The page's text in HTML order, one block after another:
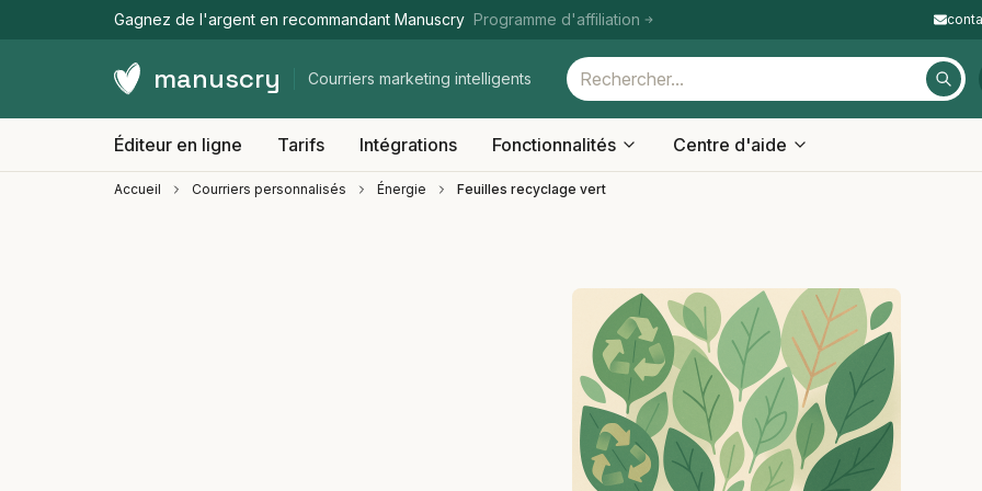
Gagnez de l'argent en recommandant Manuscry Programme d'affiliation
manuscry Courriers marketing intelligents
Éditeur en ligne Tarifs Intégrations Fonctionnalités Centre d'aide
Accueil Courriers personnalisés Énergie Feuilles recyclage vert